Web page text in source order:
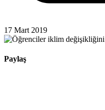
17 Mart 2019
Paylaş